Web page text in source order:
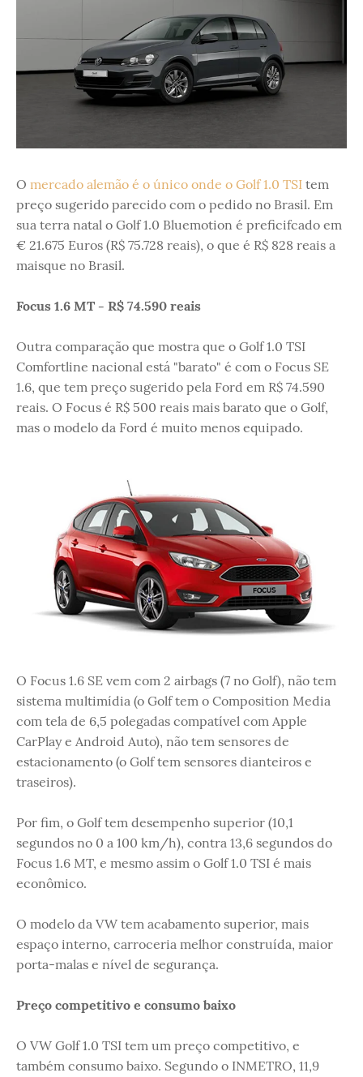
O mercado alemão é o único onde o Golf 1.0 TSI tem
preço sugerido parecido com o pedido no Brasil. Em
sua terra natal o Golf 1.0 Bluemotion é preficifcado em
€ 21.675 Euros (R$ 75.728 reais), o que é R$ 828 reais a
maisque no Brasil.
Focus 1.6 MT - R$ 74.590 reais
Outra comparação que mostra que o Golf 1.0 TSI
Comfortline nacional está "barato" é com o Focus SE
1.6, que tem preço sugerido pela Ford em R$ 74.590
reais. O Focus é R$ 500 reais mais barato que o Golf,
mas o modelo da Ford é muito menos equipado.
O Focus 1.6 SE vem com 2 airbags (7 no Golf), não tem
sistema multimídia (o Golf tem o Composition Media
com tela de 6,5 polegadas compatível com Apple
CarPlay e Android Auto), não tem sensores de
estacionamento (o Golf tem sensores dianteiros e
traseiros).
Por fim, o Golf tem desempenho superior (10,1
segundos no 0 a 100 km/h), contra 13,6 segundos do
Focus 1.6 MT, e mesmo assim o Golf 1.0 TSI é mais
econômico.
O modelo da VW tem acabamento superior, mais
espaço interno, carroceria melhor construída, maior
porta-malas e nível de segurança.
Preço competitivo e consumo baixo
O VW Golf 1.0 TSI tem um preço competitivo, e
também consumo baixo. Segundo o INMETRO, 11,9